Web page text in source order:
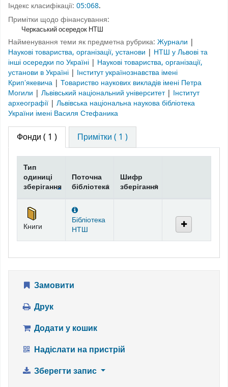
Індекс класифікації: 05:068.
Примітки щодо фінансування:
Черкаський осередок НТШ
Найменування теми як предметна рубрика: Журнали |
Наукові товариства, організації, установи | НТШ у Львові та
інші осередки по Україні | Наукові товариства, організації,
установи в Україні | Інститут українознавства імені
Крипʼякевича | Товариство наукових викладів імені Петра
Могили | Львівський національний університет | Інститут
археографії | Львівська національна наукова бібліотека
України імені Василя Стефаника
Фонди ( 1 ) Примітки ( 1 )
Фонди
Тип
одиниці
зберігання
Поточна
бібліотека
Шифр
зберігання
Книги
Бібліотека
НТШ
Замовити
Друк
Додати у кошик
Надіслати на пристрій
Зберегти запис